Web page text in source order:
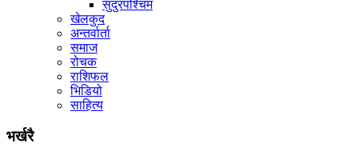
सुदुरपश्चिम
खेलकुद
अन्तर्वार्ता
समाज
रोचक
राशिफल
भिडियो
साहित्य
भर्खरै